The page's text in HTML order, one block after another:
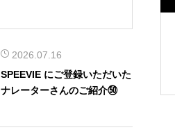
2026.07.16
SPEEVIE にご登録いただいた
ナレーターさんのご紹介㊿